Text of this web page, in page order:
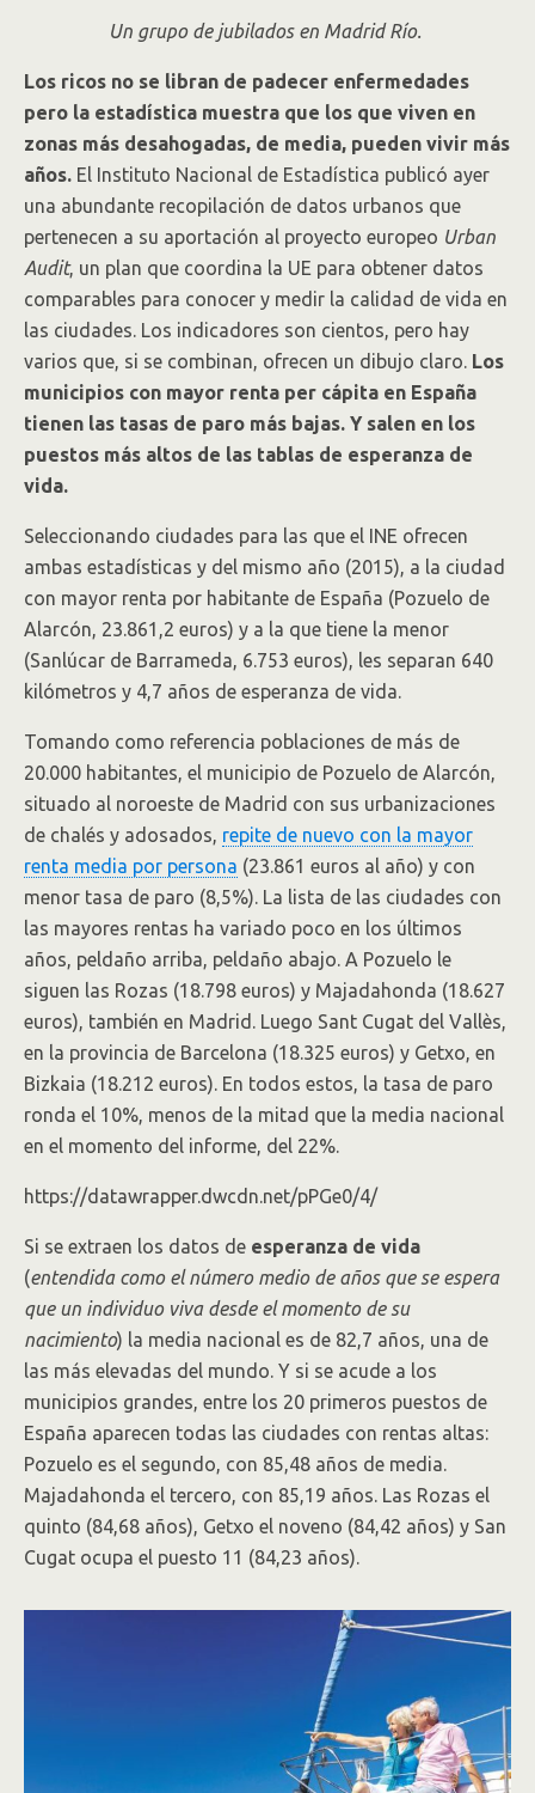
Un grupo de jubilados en Madrid Río.
Los ricos no se libran de padecer enfermedades
pero la estadística muestra que los que viven en
zonas más desahogadas, de media, pueden vivir más
años. El Instituto Nacional de Estadística publicó ayer
una abundante recopilación de datos urbanos que
pertenecen a su aportación al proyecto europeo Urban
Audit, un plan que coordina la UE para obtener datos
comparables para conocer y medir la calidad de vida en
las ciudades. Los indicadores son cientos, pero hay
varios que, si se combinan, ofrecen un dibujo claro. Los
municipios con mayor renta per cápita en España
tienen las tasas de paro más bajas. Y salen en los
puestos más altos de las tablas de esperanza de
vida.
Seleccionando ciudades para las que el INE ofrecen
ambas estadísticas y del mismo año (2015), a la ciudad
con mayor renta por habitante de España (Pozuelo de
Alarcón, 23.861,2 euros) y a la que tiene la menor
(Sanlúcar de Barrameda, 6.753 euros), les separan 640
kilómetros y 4,7 años de esperanza de vida.
Tomando como referencia poblaciones de más de
20.000 habitantes, el municipio de Pozuelo de Alarcón,
situado al noroeste de Madrid con sus urbanizaciones
de chalés y adosados, repite de nuevo con la mayor
renta media por persona (23.861 euros al año) y con
menor tasa de paro (8,5%). La lista de las ciudades con
las mayores rentas ha variado poco en los últimos
años, peldaño arriba, peldaño abajo. A Pozuelo le
siguen las Rozas (18.798 euros) y Majadahonda (18.627
euros), también en Madrid. Luego Sant Cugat del Vallès,
en la provincia de Barcelona (18.325 euros) y Getxo, en
Bizkaia (18.212 euros). En todos estos, la tasa de paro
ronda el 10%, menos de la mitad que la media nacional
en el momento del informe, del 22%.
https://datawrapper.dwcdn.net/pPGe0/4/
Si se extraen los datos de esperanza de vida
(entendida como el número medio de años que se espera
que un individuo viva desde el momento de su
nacimiento) la media nacional es de 82,7 años, una de
las más elevadas del mundo. Y si se acude a los
municipios grandes, entre los 20 primeros puestos de
España aparecen todas las ciudades con rentas altas:
Pozuelo es el segundo, con 85,48 años de media.
Majadahonda el tercero, con 85,19 años. Las Rozas el
quinto (84,68 años), Getxo el noveno (84,42 años) y San
Cugat ocupa el puesto 11 (84,23 años).